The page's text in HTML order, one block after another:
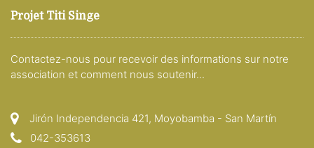
Projet Titi Singe
Contactez-nous pour recevoir des informations sur notre
association et comment nous soutenir...
Jirón Independencia 421, Moyobamba - San Martín
042-353613